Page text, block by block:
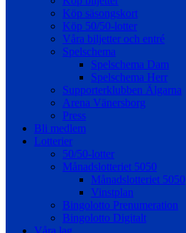
Köp säsongskort
Köp 50/50-lotter
Våra biljetter och entré
Spelschema
Spelschema Dam
Spelschema Herr
Supporterklubben Älgarna
Arena Vänersborg
Press
Bli medlem
Lotterier
50/50-lotter
Månadslotteriet 5050
Månadslotteriet 5050
Vinstplan
Bingolotto Prenumeration
Bingolotto Digitalt
Våra lag